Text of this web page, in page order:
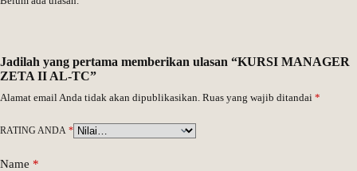
Jadilah yang pertama memberikan ulasan “KURSI MANAGER
ZETA II AL-TC”
Alamat email Anda tidak akan dipublikasikan. Ruas yang wajib ditandai *
RATING ANDA *
Name *